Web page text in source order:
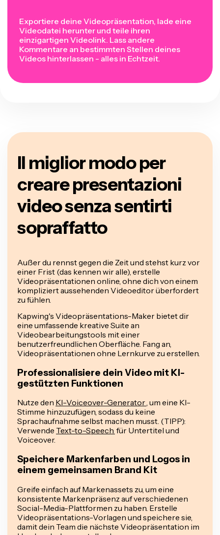
Exportiere deine Videopräsentation, lade eine
Videodatei herunter und teile ihren
einzigartigen Videolink. Lass andere
Kommentare an bestimmten Stellen deines
Videos hinterlassen - alles in Echtzeit.
Il miglior modo per
creare presentazioni
video senza sentirti
sopraffatto
Außer du rennst gegen die Zeit und stehst kurz vor
einer Frist (das kennen wir alle), erstelle
Videopräsentationen online, ohne dich von einem
kompliziert aussehenden Videoeditor überfordert
zu fühlen.
Kapwing's Videopräsentations-Maker bietet dir
eine umfassende kreative Suite an
Videobearbeitungstools mit einer
benutzerfreundlichen Oberfläche. Fang an,
Videopräsentationen ohne Lernkurve zu erstellen.
Professionalisiere dein Video mit KI-
gestützten Funktionen
Nutze den KI-Voiceover-Generator, um eine KI-
Stimme hinzuzufügen, sodass du keine
Sprachaufnahme selbst machen musst. (TIPP):
Verwende Text-to-Speech für Untertitel und
Voiceover.
Speichere Markenfarben und Logos in
einem gemeinsamen Brand Kit
Greife einfach auf Markenassets zu, um eine
konsistente Markenpräsenz auf verschiedenen
Social-Media-Plattformen zu haben. Erstelle
Videopräsentations-Vorlagen und speichere sie,
damit dein Team die nächste Videopräsentation im